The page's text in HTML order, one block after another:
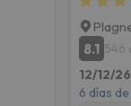
8.1 546
12/12/
6 días